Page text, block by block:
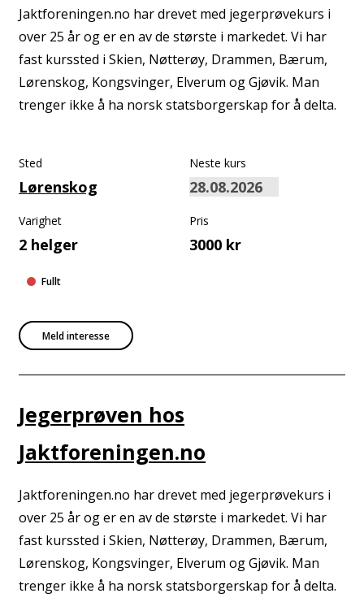
Jaktforeningen.no har drevet med jegerprøvekurs i
over 25 år og er en av de største i markedet. Vi har
fast kurssted i Skien, Nøtterøy, Drammen, Bærum,
Lørenskog, Kongsvinger, Elverum og Gjøvik. Man
trenger ikke å ha norsk statsborgerskap for å delta.
Sted
Lørenskog
Neste kurs
Varighet
2 helger
Pris
3000 kr
Meld interesse
Fullt
Jegerprøven hos
Jaktforeningen.no
Jaktforeningen.no har drevet med jegerprøvekurs i
over 25 år og er en av de største i markedet. Vi har
fast kurssted i Skien, Nøtterøy, Drammen, Bærum,
Lørenskog, Kongsvinger, Elverum og Gjøvik. Man
trenger ikke å ha norsk statsborgerskap for å delta.